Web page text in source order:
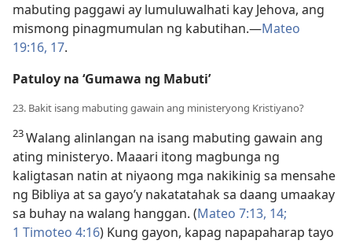
mabuting paggawi ay lumuluwalhati kay Jehova, ang
mismong pinagmumulan ng kabutihan.​—Mateo
19:16, 17.
Patuloy na ‘Gumawa ng Mabuti’
23. Bakit isang mabuting gawain ang ministeryong Kristiyano?
23Walang alinlangan na isang mabuting gawain ang
ating ministeryo. Maaari itong magbunga ng
kaligtasan natin at niyaong mga nakikinig sa mensahe
ng Bibliya at sa gayo’y nakatatahak sa daang umaakay
sa buhay na walang hanggan. (Mateo 7:13, 14;
1 Timoteo 4:16) Kung gayon, kapag napapaharap tayo